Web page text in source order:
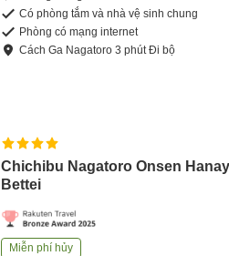
Có phòng tắm và nhà vệ sinh chung
Phòng có mạng internet
CáchGa Nagatoro3 phútĐi bộ
Chichibu Nagatoro Onsen
Bettei
Miễn phí hủy